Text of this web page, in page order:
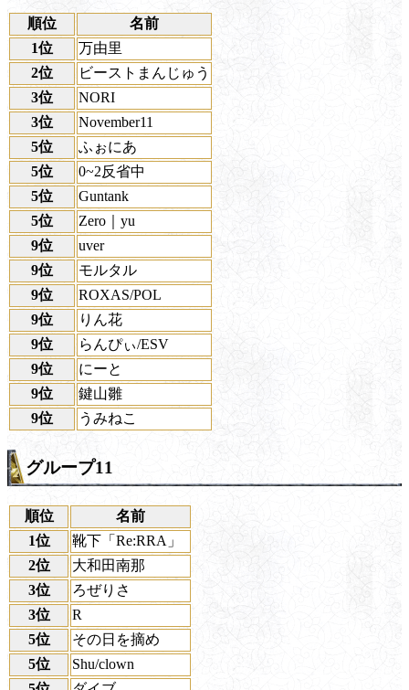
順位
名前
1位
万由里
2位
ビーストまんじゅう
3位
NORI
3位
November11
5位
ふぉにあ
5位
0~2反省中
5位
Guntank
5位
Zero｜yu
9位
uver
9位
モルタル
9位
ROXAS/POL
9位
りん花
9位
らんぴぃ/ESV
9位
にーと
9位
鍵山雛
9位
うみねこ
グループ11
順位
名前
1位
靴下「Re:RRA」
2位
大和田南那
3位
ろぜりさ
3位
R
5位
その日を摘め
5位
Shu/clown